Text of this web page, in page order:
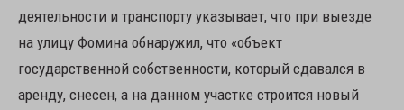
деятельности и транспорту указывает, что при выезде
на улицу Фомина обнаружил, что «объект
государственной собственности, который сдавался в
аренду, снесен, а на данном участке строится новый